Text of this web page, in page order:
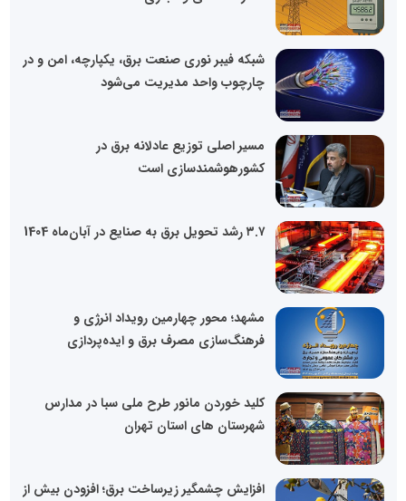
شبکه فیبر نوری صنعت برق، یکپارچه، امن و در
چارچوب واحد مدیریت می‌شود
مسیر اصلی توزیع عادلانه برق در
کشورهوشمندسازی است
۳.۷ رشد تحویل برق به صنایع در آبان‌ماه 1404
مشهد؛ محور چهارمین رویداد انرژی و
فرهنگ‌سازی مصرف برق و ایده‌پردازی
کلید خوردن مانور طرح ملی سبا در مدارس
شهرستان های استان تهران
افزایش چشمگیر زیرساخت برق؛ افزودن بیش از